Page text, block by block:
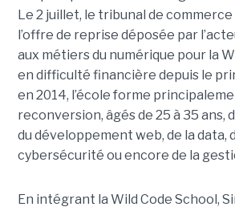
Le 2 juillet, le tribunal de commerce
l’offre de reprise déposée par
aux métiers du numérique pour la
en difficulté financière depuis le
en 2014, l’école forme
reconversion, âgés de 25 à 35 ans,
du développement web, de la data,
cybersécurité ou encore de la
En intégrant la Wild Code School,